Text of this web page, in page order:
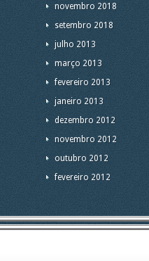
novembro 2018
setembro 2018
julho 2013
março 2013
fevereiro 2013
janeiro 2013
dezembro 2012
novembro 2012
outubro 2012
fevereiro 2012